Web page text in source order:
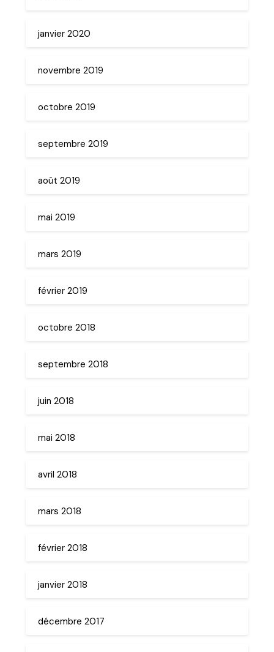
janvier 2020
novembre 2019
octobre 2019
septembre 2019
août 2019
mai 2019
mars 2019
février 2019
octobre 2018
septembre 2018
juin 2018
mai 2018
avril 2018
mars 2018
février 2018
janvier 2018
décembre 2017